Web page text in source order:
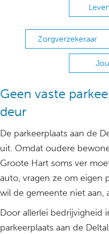
Zorgverzekeraar
Geen vaste
deur
De parkeerplaats aan de
uit. Omdat oudere
Groote Hart soms ver
auto, vragen ze om eigen
wil de gemeente niet aan,
Door allerlei bedrijvigheid
parkeerplaats aan de